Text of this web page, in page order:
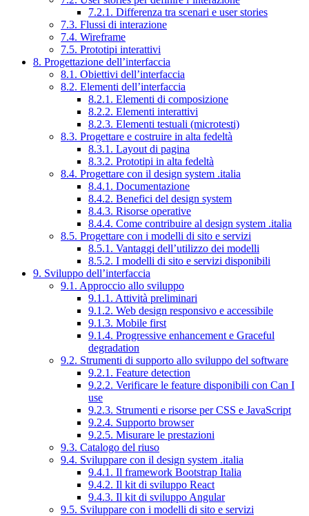
7.2.1. Differenza tra scenari e user stories
7.3. Flussi di interazione
7.4. Wireframe
7.5. Prototipi interattivi
8. Progettazione dell’interfaccia
8.1. Obiettivi dell’interfaccia
8.2. Elementi dell’interfaccia
8.2.1. Elementi di composizione
8.2.2. Elementi interattivi
8.2.3. Elementi testuali (microtesti)
8.3. Progettare e costruire in alta fedeltà
8.3.1. Layout di pagina
8.3.2. Prototipi in alta fedeltà
8.4. Progettare con il design system .italia
8.4.1. Documentazione
8.4.2. Benefici del design system
8.4.3. Risorse operative
8.4.4. Come contribuire al design system .italia
8.5. Progettare con i modelli di sito e servizi
8.5.1. Vantaggi dell’utilizzo dei modelli
8.5.2. I modelli di sito e servizi disponibili
9. Sviluppo dell’interfaccia
9.1. Approccio allo sviluppo
9.1.1. Attività preliminari
9.1.2. Web design responsivo e accessibile
9.1.3. Mobile first
9.1.4. Progressive enhancement e Graceful
degradation
9.2. Strumenti di supporto allo sviluppo del software
9.2.1. Feature detection
9.2.2. Verificare le feature disponibili con Can I
use
9.2.3. Strumenti e risorse per CSS e JavaScript
9.2.4. Supporto browser
9.2.5. Misurare le prestazioni
9.3. Catalogo del riuso
9.4. Sviluppare con il design system .italia
9.4.1. Il framework Bootstrap Italia
9.4.2. Il kit di sviluppo React
9.4.3. Il kit di sviluppo Angular
9.5. Sviluppare con i modelli di sito e servizi